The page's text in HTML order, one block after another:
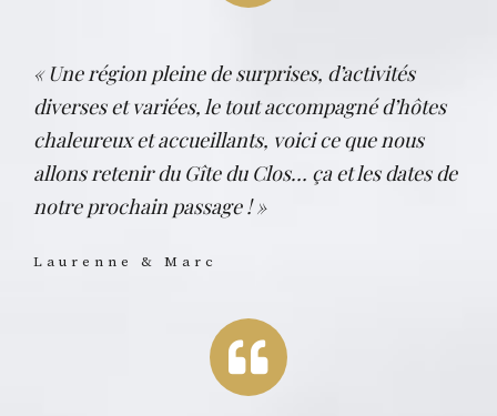
« Une région pleine de surprises, d’activités
diverses et variées, le tout accompagné d’hôtes
chaleureux et accueillants, voici ce que nous
allons retenir du Gîte du Clos… ça et les dates de
notre prochain passage ! »
Laurenne & Marc